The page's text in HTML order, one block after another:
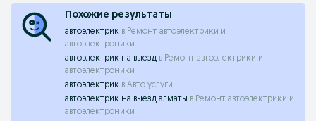
Похожие результаты
автоэлектрик в Ремонт автоэлектрики и
автоэлектроники
автоэлектрик на выезд в Ремонт автоэлектрики и
автоэлектроники
автоэлектрик в Авто услуги
автоэлектрик на выезд алматы в Ремонт автоэлектрики и
автоэлектроники